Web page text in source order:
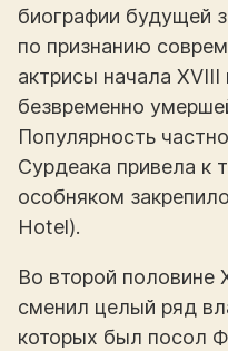
биографии будущей
по признанию
актрисы начала
безвременно
Популярность
Сурдеака привела к
особняком
Hotel).
Во второй половине
сменил целый ряд
которых был посол